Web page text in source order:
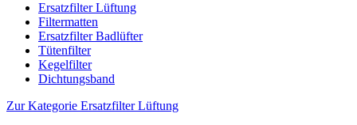
Ersatzfilter Lüftung
Filtermatten
Ersatzfilter Badlüfter
Tütenfilter
Kegelfilter
Dichtungsband
Zur Kategorie Ersatzfilter Lüftung